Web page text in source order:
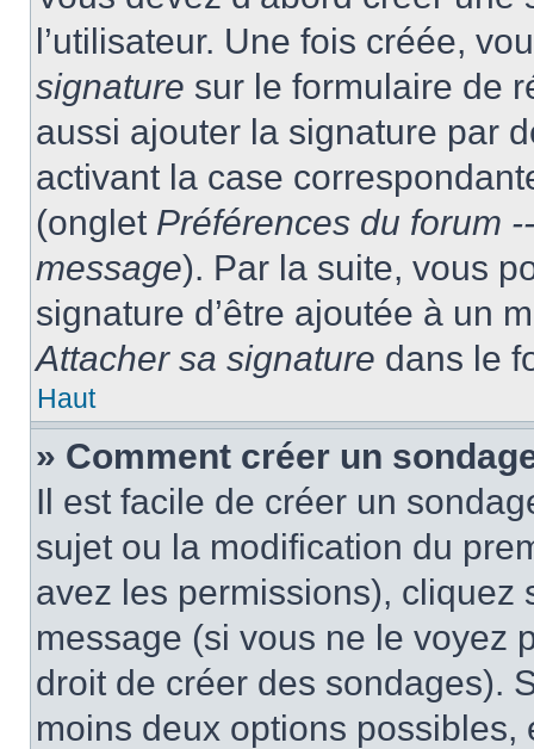
l’utilisateur. Une fois créée,
signature sur le formulaire de
aussi ajouter la signature par
activant la case
(onglet Préférences du forum
message). Par la suite, vous
signature d’être ajoutée à un
Attacher sa signature dans le
Haut
» Comment créer un
Il est facile de créer un
sujet ou la modification du
avez les permissions), cliquez
message (si vous ne le voyez
droit de créer des sondages).
moins deux options